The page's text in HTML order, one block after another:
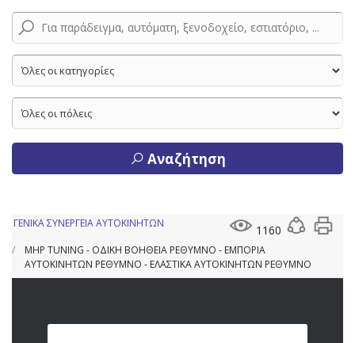
Αναζήτηση
1160
ΓΕΝΙΚΑ ΣΥΝΕΡΓΕΙΑ ΑΥΤΟΚΙΝΗΤΩΝ
MHP TUNING - ΟΔΙΚΗ ΒΟΗΘΕΙΑ ΡΕΘΥΜΝΟ - ΕΜΠΟΡΙΑ
ΑΥΤΟΚΙΝΗΤΩΝ ΡΕΘΥΜΝΟ - ΕΛΑΣΤΙΚΑ ΑΥΤΟΚΙΝΗΤΩΝ ΡΕΘΥΜΝΟ